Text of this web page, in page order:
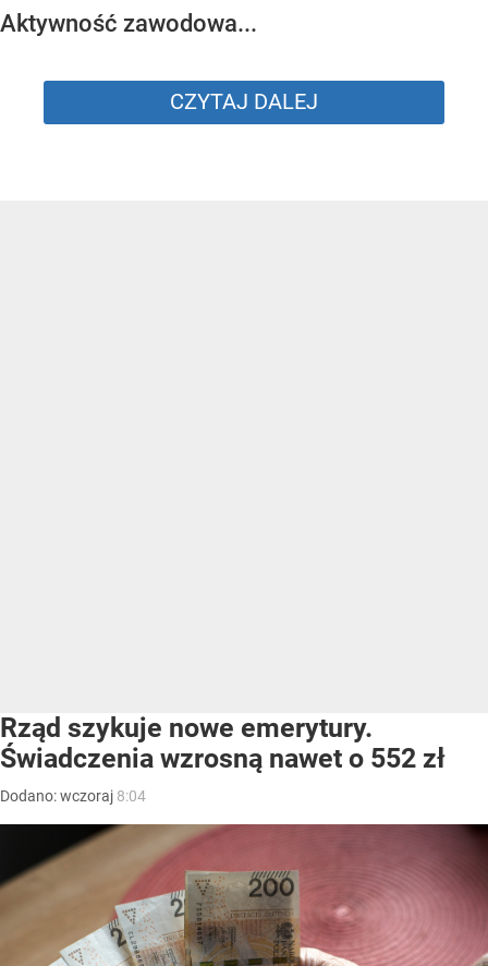
Aktywność zawodowa...
CZYTAJ DALEJ
Rząd szykuje nowe emerytury.
Świadczenia wzrosną nawet o 552 zł
Dodano:wczoraj 8:04